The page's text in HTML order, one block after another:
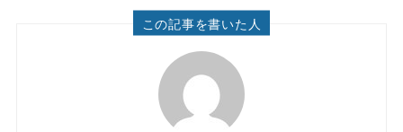
この記事を書いた人